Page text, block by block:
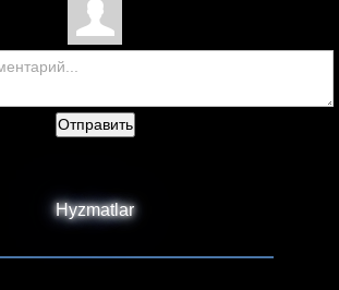
Отправить
Hyzmatlar